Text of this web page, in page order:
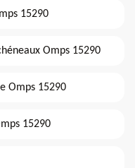
15290
Omps 15290
Omps 15290
15290